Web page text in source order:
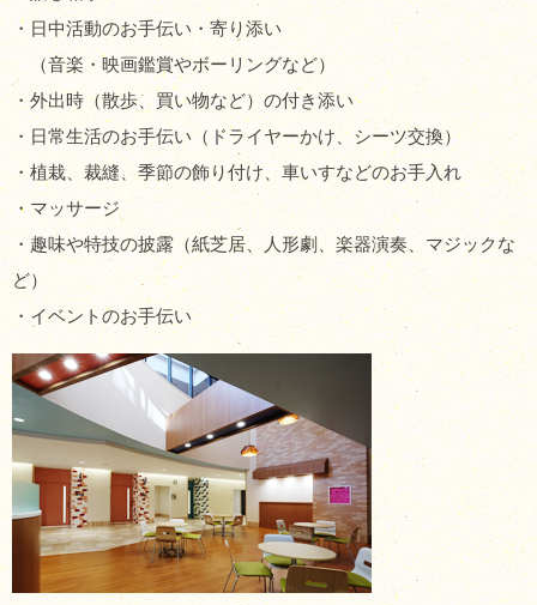
・日中活動のお手伝い・寄り添い
（音楽・映画鑑賞やボーリングなど）
・外出時（散歩、買い物など）の付き添い
・日常生活のお手伝い（ドライヤーかけ、シーツ交換）
・植栽、裁縫、季節の飾り付け、車いすなどのお手入れ
・マッサージ
・趣味や特技の披露（紙芝居、人形劇、楽器演奏、マジックな
ど）
・イベントのお手伝い